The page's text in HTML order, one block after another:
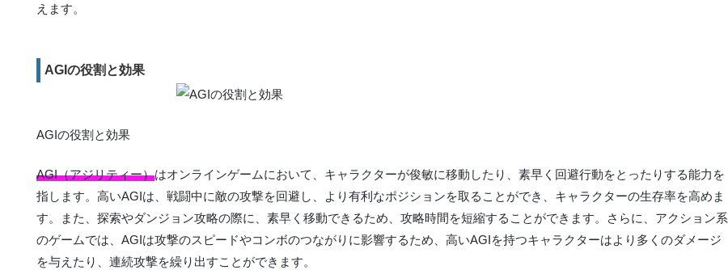
えます。
AGIの役割と効果
AGIの役割と効果
AGI（アジリティー）はオンラインゲームにおいて、キャラクターが俊敏に移動したり、素早く回避行動をとったりする能力を
指します。高いAGIは、戦闘中に敵の攻撃を回避し、より有利なポジションを取ることができ、キャラクターの生存率を高めま
す。また、探索やダンジョン攻略の際に、素早く移動できるため、攻略時間を短縮することができます。さらに、アクション系
のゲームでは、AGIは攻撃のスピードやコンボのつながりに影響するため、高いAGIを持つキャラクターはより多くのダメージ
を与えたり、連続攻撃を繰り出すことができます。